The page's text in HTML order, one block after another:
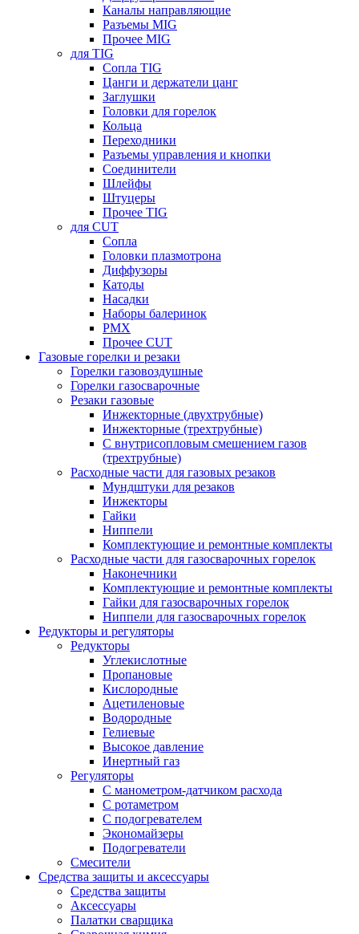
Каналы направляющие
Разъемы MIG
Прочее MIG
для TIG
Сопла TIG
Цанги и держатели цанг
Заглушки
Головки для горелок
Кольца
Переходники
Разъемы управления и кнопки
Соединители
Шлейфы
Штуцеры
Прочее TIG
для CUT
Сопла
Головки плазмотрона
Диффузоры
Катоды
Насадки
Наборы балеринок
PMX
Прочее CUT
Газовые горелки и резаки
Горелки газовоздушные
Горелки газосварочные
Резаки газовые
Инжекторные (двухтрубные)
Инжекторные (трехтрубные)
С внутрисопловым смешением газов
(трехтрубные)
Расходные части для газовых резаков
Мундштуки для резаков
Инжекторы
Гайки
Ниппели
Комплектующие и ремонтные комплекты
Расходные части для газосварочных горелок
Наконечники
Комплектующие и ремонтные комплекты
Гайки для газосварочных горелок
Ниппели для газосварочных горелок
Редукторы и регуляторы
Редукторы
Углекислотные
Пропановые
Кислородные
Ацетиленовые
Водородные
Гелиевые
Высокое давление
Инертный газ
Регуляторы
С манометром-датчиком расхода
С ротаметром
С подогревателем
Экономайзеры
Подогреватели
Смесители
Средства защиты и аксессуары
Средства защиты
Аксессуары
Палатки сварщика